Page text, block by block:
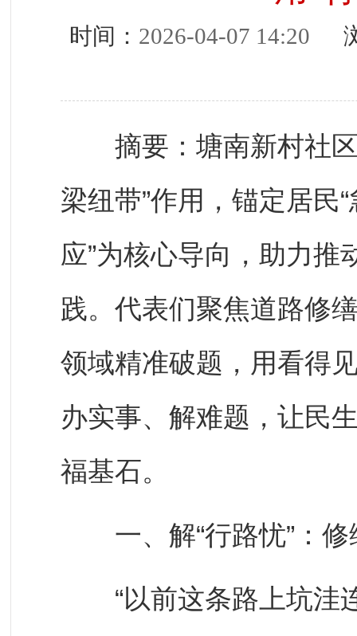
时间： 2026-04-07 14:20 浏
摘要：塘南新村社区
梁纽带”作用，锚定居民
应”为核心导向，助力
践。代表们聚焦道路修
领域精准破题，用看得
办实事、解难题，让民
福基石。
一、解“行路忧”：修
“以前这条路上坑洼